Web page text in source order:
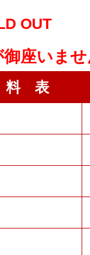
OUT
御座いま
表